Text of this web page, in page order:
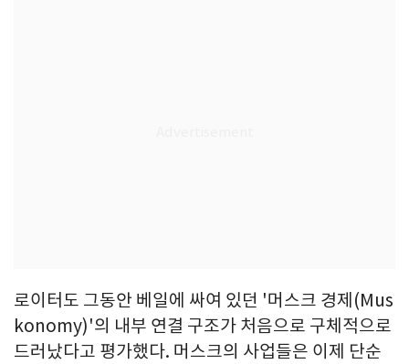
로이터도 그동안 베일에 싸여 있던 '머스크 경제(Mus
konomy)'의 내부 연결 구조가 처음으로 구체적으로
드러났다고 평가했다. 머스크의 사업들은 이제 단순